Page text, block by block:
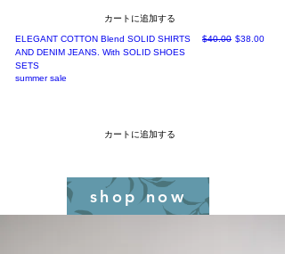
カートに追加する
ELEGANT COTTON Blend SOLID SHIRTS
AND DENIM JEANS. With SOLID SHOES
SETS
通常価格
$40.00 セール価格
$38.00
summer sale
カートに追加する
shop now